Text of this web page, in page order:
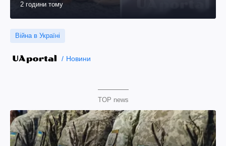
2 години тому
Війна в Україні
Новини
TOP news